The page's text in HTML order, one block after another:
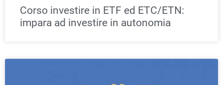
Corso investire in ETF ed ETC/ETN:
impara ad investire in autonomia